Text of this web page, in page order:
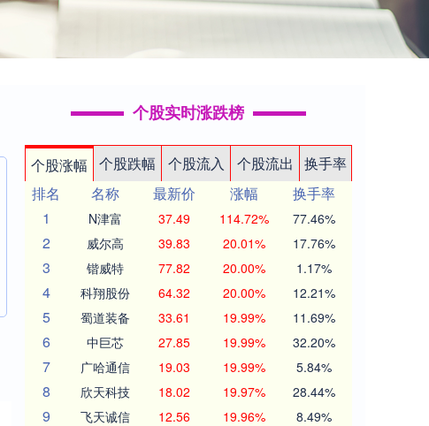
个股实时涨跌榜
个股涨幅 个股跌幅 个股流入 个股流出
换手率
排名
名称 最新价 涨幅
换手率
1
N津富 37.49 114.72% 77.46%
2 威尔高 39.83 20.01% 17.76%
3 锴威特 77.82 20.00% 1.17%
4 科翔股份 64.32 20.00% 12.21%
5 蜀道装备 33.61 19.99% 11.69%
6 中巨芯 27.85 19.99% 32.20%
7 广哈通信 19.03 19.99% 5.84%
8 欣天科技 18.02 19.97% 28.44%
9 飞天诚信 12.56 19.96% 8.49%